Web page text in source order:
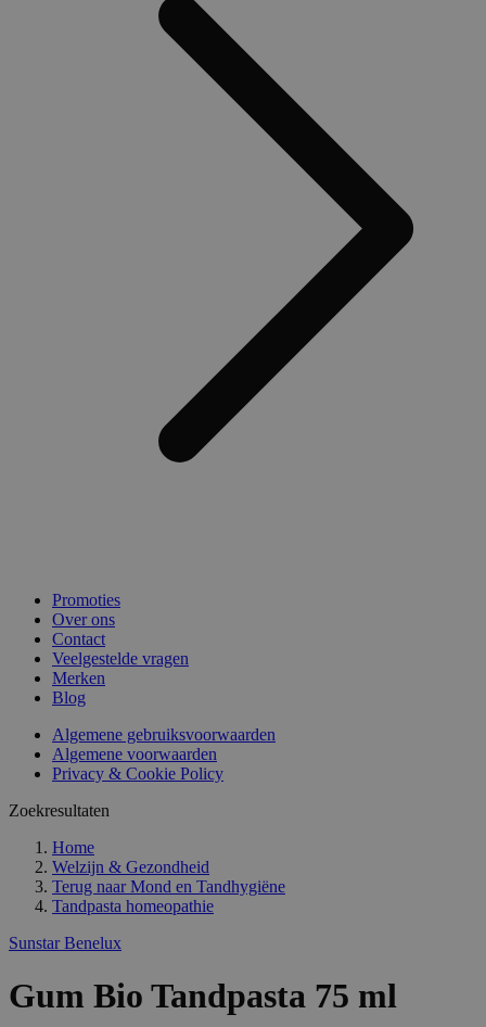
Promoties
Over ons
Contact
Veelgestelde vragen
Merken
Blog
Algemene gebruiksvoorwaarden
Algemene voorwaarden
Privacy & Cookie Policy
Zoekresultaten
Home
Welzijn & Gezondheid
Terug naar Mond en Tandhygiëne
Tandpasta homeopathie
Sunstar Benelux
Gum Bio Tandpasta 75 ml